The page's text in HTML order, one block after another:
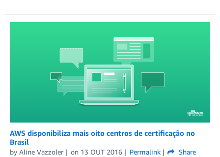
AWS disponibiliza mais oito centros de certificação no
Brasil
by Aline Vazzoler on 13 OUT 2016 Permalink
Share